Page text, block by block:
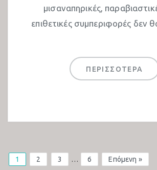
μισαναπηρικές,
επιθετικές συμπεριφορές δεν
ΠΕΡΙΣΣΟΤΕΡΑ
1 2 3 … 6 Επόμενη »